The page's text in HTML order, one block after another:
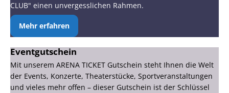
CLUB" einen unvergesslichen Rahmen.
Mehr erfahren
Eventgutschein
Mit unserem ARENA TICKET Gutschein steht Ihnen die Welt
der Events, Konzerte, Theaterstücke, Sportveranstaltungen
und vieles mehr offen – dieser Gutschein ist der Schlüssel